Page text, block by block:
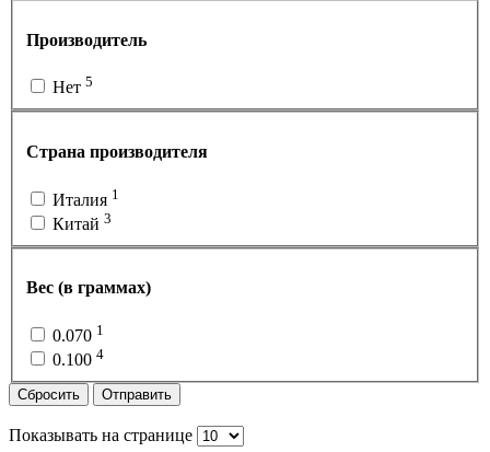
Производитель
Нет 5
Страна производителя
Италия 1
Китай 3
Вес (в граммах)
0.070 1
0.100 4
Сбросить Отправить
Показывать на странице